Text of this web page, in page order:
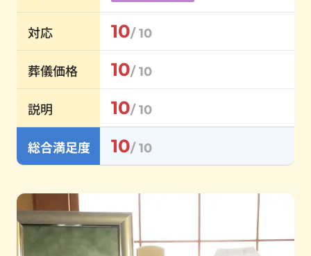
対応 10/ 10
葬儀価格 10/ 10
説明 10/ 10
総合満足度 10/ 10